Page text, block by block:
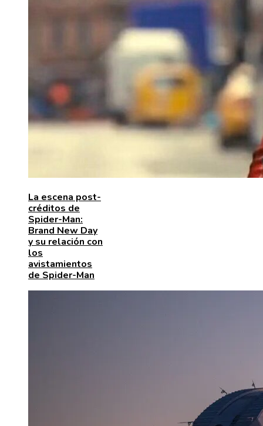
La escena post-
créditos de
Spider-Man:
Brand New Day
y su relación con
los
avistamientos
de Spider-Man